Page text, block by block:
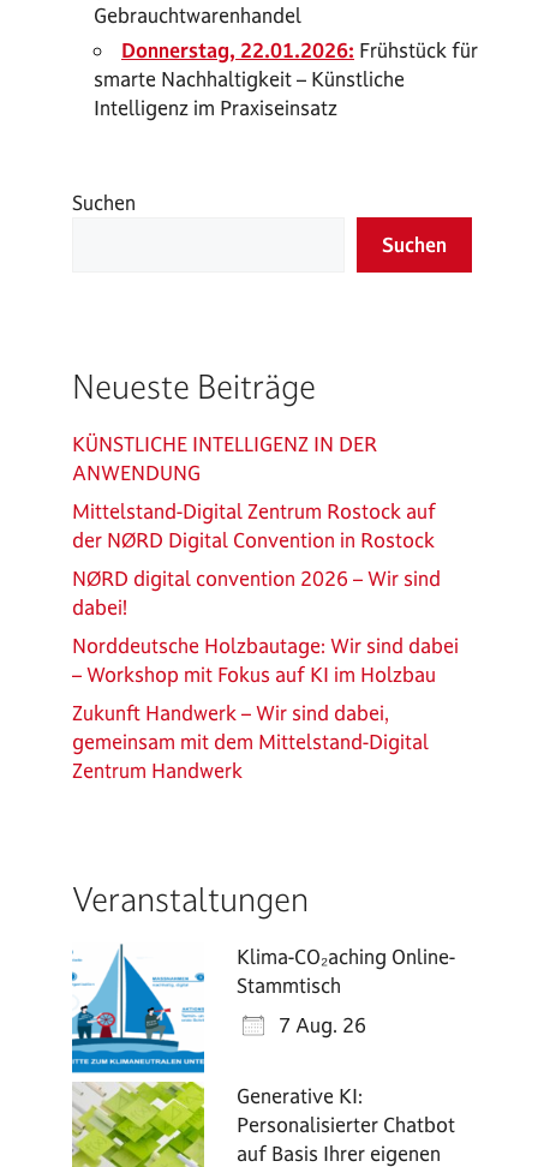
Gebrauchtwarenhandel
Donnerstag, 22.01.2026: Frühstück für
smarte Nachhaltigkeit – Künstliche
Intelligenz im Praxiseinsatz
Suchen
Suchen
Neueste Beiträge
KÜNSTLICHE INTELLIGENZ IN DER
ANWENDUNG
Mittelstand-Digital Zentrum Rostock auf
der NØRD Digital Convention in Rostock
NØRD digital convention 2026 – Wir sind
dabei!
Norddeutsche Holzbautage: Wir sind dabei
– Workshop mit Fokus auf KI im Holzbau
Zukunft Handwerk – Wir sind dabei,
gemeinsam mit dem Mittelstand-Digital
Zentrum Handwerk
Veranstaltungen
Klima-CO₂aching Online-
Stammtisch
7 Aug. 26
Generative KI:
Personalisierter Chatbot
auf Basis Ihrer eigenen